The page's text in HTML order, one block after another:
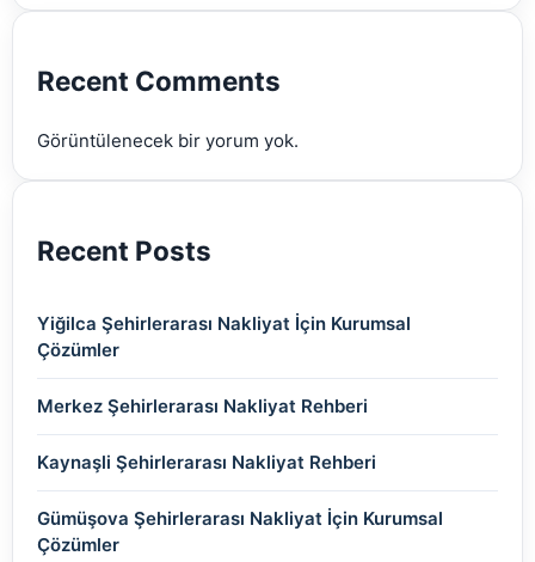
(2)(2)
(2)
Recent Comments
Görüntülenecek bir yorum yok.
Recent Posts
Yiğilca Şehirlerarası Nakliyat İçin Kurumsal
Çözümler
Merkez Şehirlerarası Nakliyat Rehberi
Kaynaşli Şehirlerarası Nakliyat Rehberi
Gümüşova Şehirlerarası Nakliyat İçin Kurumsal
Çözümler